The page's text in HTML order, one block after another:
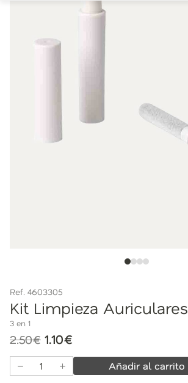
Ref. 4603305
Kit Limpieza Auriculares
3 en 1
2.50€ 1.10€
Añadir al carrito